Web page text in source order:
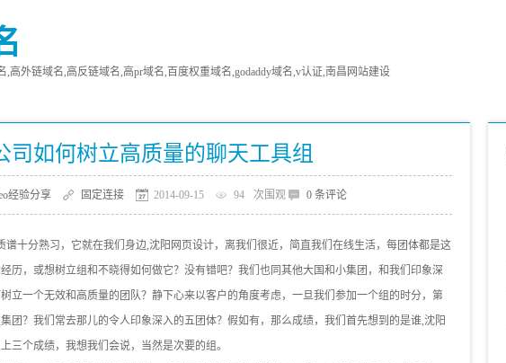
,高外链域名,高反链域名,高pr域名,百度权重域名,godaddy域名,v认证,南昌网站建设
司如何树立高质量的聊天工具组
经验分享 固定连接 2014-09-15 94 次围观 0 条评论
谱十分熟习，它就在我们身边,沈阳网页设计，离我们很近，简直我们在线生活，每团体都是这
历，或想树立组和不晓得如何做它？没有错吧？我们也同其他大国和小集团，和我们印象深
立一个无效和高质量的团队？静下心来以客户的角度考虑，一旦我们参加一个组的时分，第
团？我们常去那儿的令人印象深入的五团体？假如有，那么成绩，我们首先想到的是谁,沈阳
三个成绩，我想我们会说，当然是次要的组。